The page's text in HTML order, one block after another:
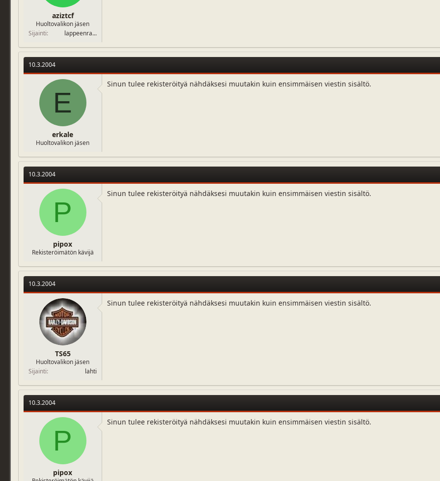
aziztcf
Huoltovalikon jäsen
Sijainti
lappeenra...
10.3.2004
E
erkale
Huoltovalikon jäsen
Sinun tulee rekisteröityä nähdäksesi muutakin kuin ensimmäisen viestin sisältö.
10.3.2004
P
pipox
Rekisteröimätön kävijä
Sinun tulee rekisteröityä nähdäksesi muutakin kuin ensimmäisen viestin sisältö.
10.3.2004
TS65
Huoltovalikon jäsen
Sijainti
lahti
Sinun tulee rekisteröityä nähdäksesi muutakin kuin ensimmäisen viestin sisältö.
10.3.2004
P
pipox
Sinun tulee rekisteröityä nähdäksesi muutakin kuin ensimmäisen viestin sisältö.